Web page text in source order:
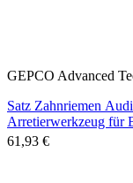
GEPCO Advanced
Satz Zahnriemen
Arretierwerkzeug für
61,93 €